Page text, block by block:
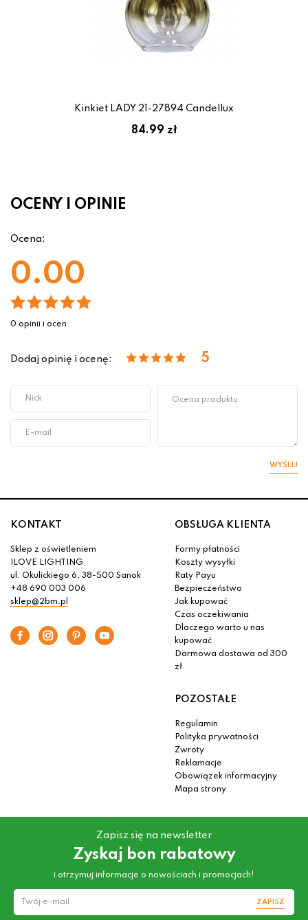
Kinkiet LADY 21-27894 Candellux
84.99 zł
OCENY I OPINIE
Ocena:
0.00
0 opinii i ocen
Dodaj opinię i ocenę: 5
WYŚLIJ
KONTAKT
Sklep z oświetleniem
ILOVE LIGHTING
ul. Okulickiego 6, 38-500 Sanok
+48 690 003 006
sklep@2bm.pl
OBSŁUGA KLIENTA
Formy płatności
Koszty wysyłki
Raty Payu
Bezpieczeństwo
Jak kupować
Czas oczekiwania
Dlaczego warto u nas
kupować
Darmowa dostawa od 300
zł
POZOSTAŁE
Regulamin
Polityka prywatności
Zwroty
Reklamacje
Obowiązek informacyjny
Mapa strony
Zapisz się na newsletter
Zyskaj bon rabatowy
i otrzymuj informacje o nowościach i promocjach!
ZAPISZ